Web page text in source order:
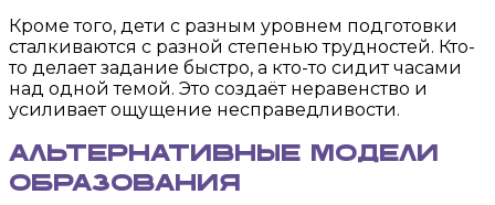
Кроме того, дети с разным уровнем подготовки
сталкиваются с разной степенью трудностей. Кто-
то делает задание быстро, а кто-то сидит часами
над одной темой. Это создаёт неравенство и
усиливает ощущение несправедливости.
Альтернативные модели
образования